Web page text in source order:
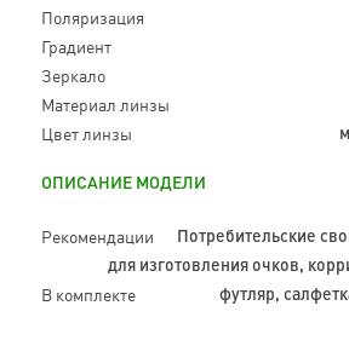
Поляризация
Градиент
Зеркало
Материал линзы
Цвет линзы
ОПИСАНИЕ МОДЕЛИ
Рекомендации
Потребительские
для изготовления очков,
В комплекте футляр,